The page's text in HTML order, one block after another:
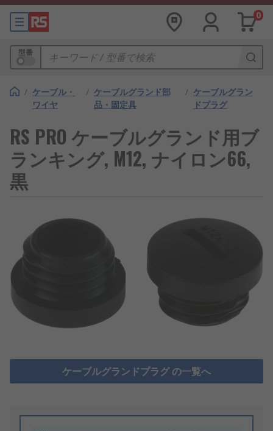
0
型番
/ ケーブル・
ワイヤ
/ ケーブルグランド部
品・固定具
/ ケーブルグラン
ドプラグ
RS PRO ケーブルグランド用ブ
ランキング, M12, ナイロン66,
黒
ケーブルグランドプラグ の一覧へ